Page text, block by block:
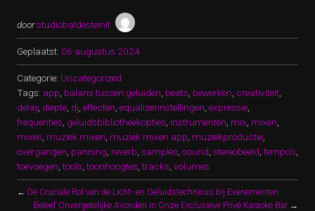
doorstudiobaldesteinit
Geplaatst: 06 augustus 2024
Categorie: Uncategorized
Tags: app balans tussen geluiden beats bewerken creativiteit
delay, diepte dj effecten equalizerinstellingen expressie
frequenties geluidsbibliotheekopties instrumenten mix mixen
mixes muziek mixen muziek mixen app muziekproductie
overgangen panning reverb samples sound stereobeeld ,tempo's
toevoegen ,tools ,toonhoogtes ,tracks volumes
← De Cruciale Rol van de Licht- en Geluidstechnicus bij Evenementen
Beleef Onvergetelijke Avonden in Onze Exclusieve Privé Karaoke Bar →